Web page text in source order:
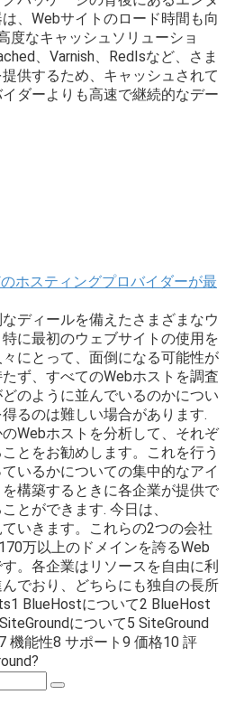
、Webサイトのロード時間も向
度なキャッシュソリューショ
、Varnish、RedIsなど、さま
供するため、キャッシュされて
ダーよりも高速で継続的なデー
ホスティングプロバイダーが最
ディールを備えたさまざまなウ
に最初のウェブサイトの使用を
にとって、面倒になる可能性が
ず、すべてのWebホストを調査
のように並んでいるのかについ
るのは難しい場合があります.
Webホストを分析して、それぞ
とをお勧めします。これを行う
いるかについての集中的なアイ
構築するときに各企業が提供で
とができます. 今日は、
いきます。これらの2つの会社
万以上のドメインを誇るWeb
。各企業はリソースを自由に利
でおり、どちらにも独自の長所
BlueHostについて2 BlueHost
について5 SiteGround
機能性8 サポート9 価格10 評